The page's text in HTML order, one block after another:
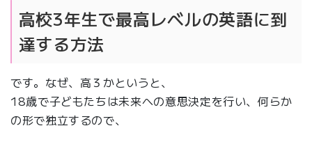
高校3年生で最高レベルの英語に到
達する方法
です。なぜ、高３かというと、
18歳で子どもたちは未来への意思決定を行い、何らか
の形で独立するので、